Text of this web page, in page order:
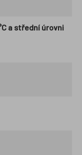
a střední úrovni